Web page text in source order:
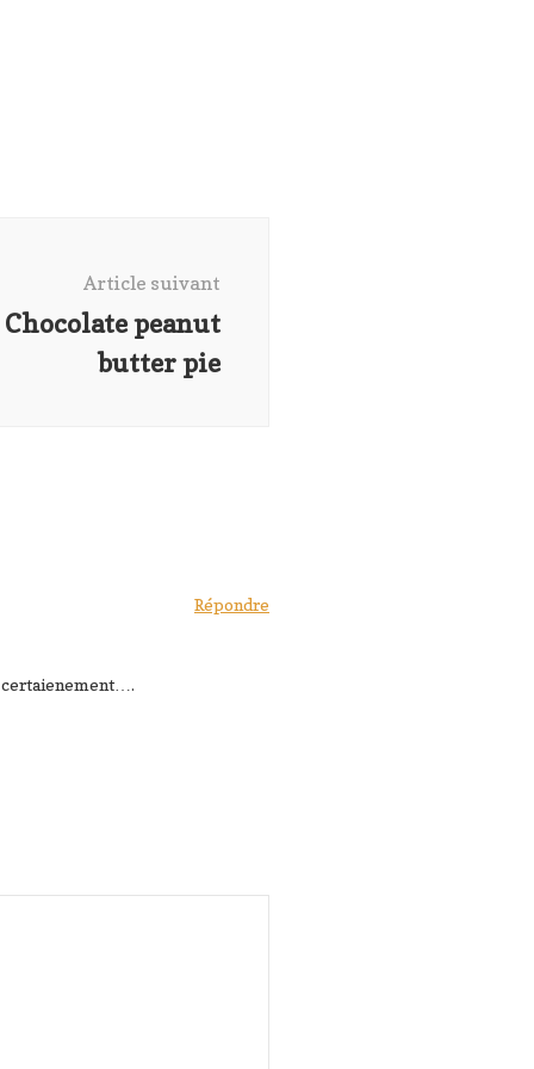
Article suivant
peanut
butter pie
Répondre
certaienement….